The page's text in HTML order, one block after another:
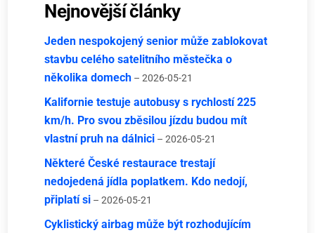
Nejnovější články
Jeden nespokojený senior může zablokovat
stavbu celého satelitního městečka o
několika domech – 2026-05-21
Kalifornie testuje autobusy s rychlostí 225
km/h. Pro svou zběsilou jízdu budou mít
vlastní pruh na dálnici – 2026-05-21
Některé České restaurace trestají
nedojedená jídla poplatkem. Kdo nedojí,
připlatí si – 2026-05-21
Cyklistický airbag může být rozhodujícím